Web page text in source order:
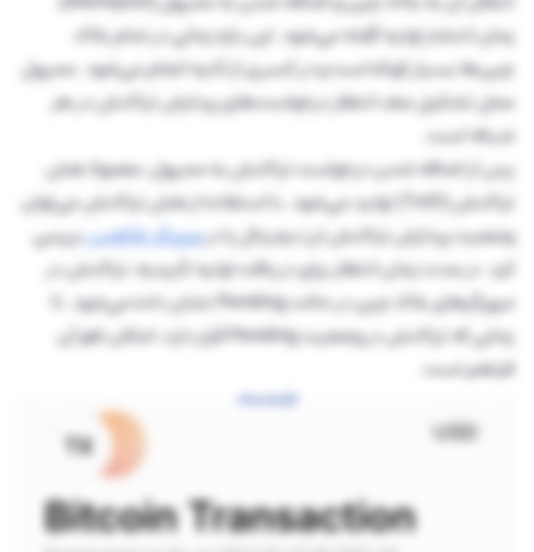
زمان انتشار اولیه گفته می‌شود. این بازه زمانی در تمام بلاک
چین‌ها بسیار کوتاه است و در کسری از ثانیه انجام می‌شود. ممپول
محل تشکیل صف انتظار درخواست‌های پردازش تراکنش در هر
شبکه است.
پس از اضافه شدن درخواست تراکنش به ممپول، معمولا هش
تراکنش (TxID) تولید می‌شود. با استفاده از هش تراکنش می‌توان
وضعیت پردازش تراکنش ارز دیجیتال را درمرورگر بلاکچینبررسی
کرد. در مدت زمان انتظار برای دریافت اولیه تأییدیه، تراکنش در
مرورگرهای بلاک چین در حالت Pending نشان داده می‌شود. تا
زمانی که تراکنش در وضعیت Pending قرار دارد، امکان لغو آن
فراهم است.